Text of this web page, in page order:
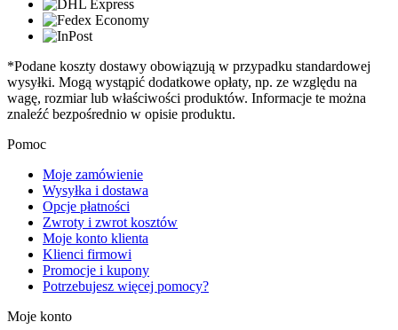
*Podane koszty dostawy obowiązują w przypadku standardowej
wysyłki. Mogą wystąpić dodatkowe opłaty, np. ze względu na
wagę, rozmiar lub właściwości produktów. Informacje te można
znaleźć bezpośrednio w opisie produktu.
Pomoc
Moje zamówienie
Wysyłka i dostawa
Opcje płatności
Zwroty i zwrot kosztów
Moje konto klienta
Klienci firmowi
Promocje i kupony
Potrzebujesz więcej pomocy?
Moje konto